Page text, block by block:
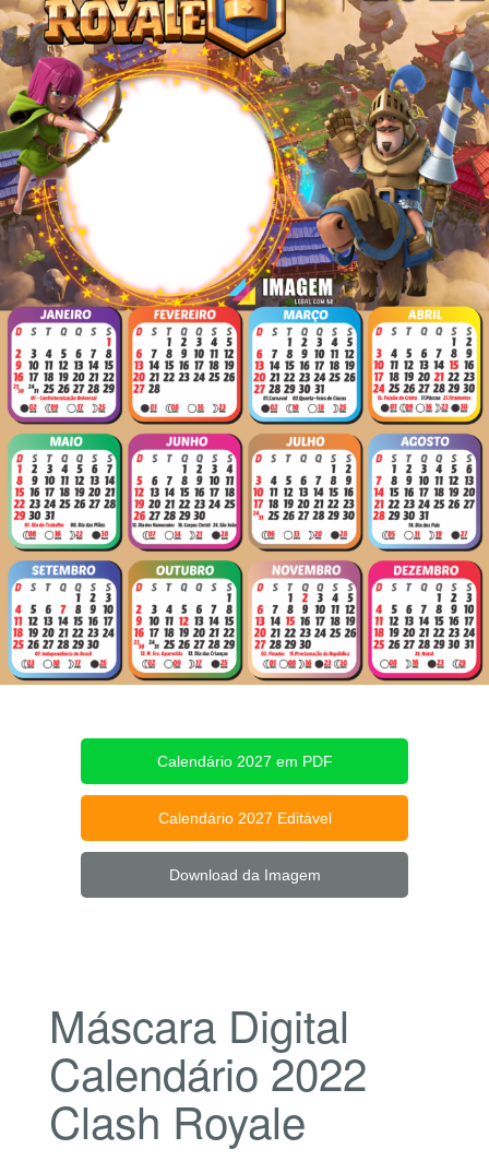
Calendário 2027 em PDF
Calendário 2027 Editável
Download da Imagem
Máscara Digital
Calendário 2022
Clash Royale